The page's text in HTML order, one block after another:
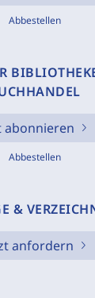
Abbestellen
abonnieren
Abbestellen
&
anfordern